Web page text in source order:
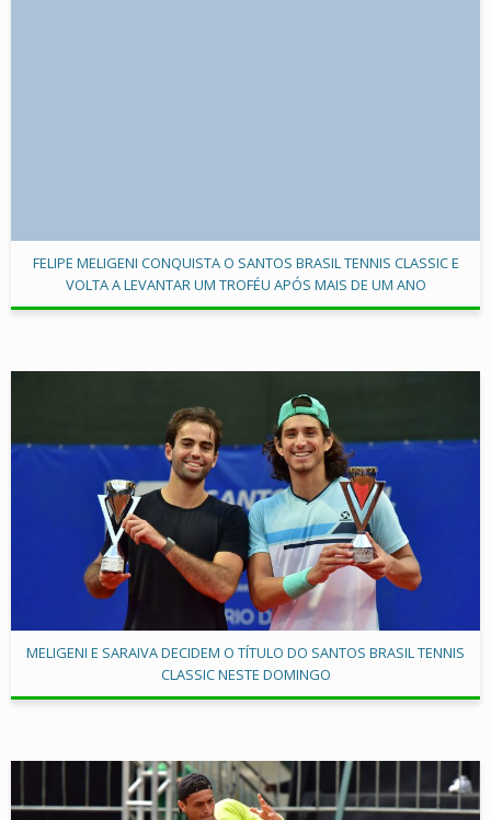
FELIPE MELIGENI CONQUISTA O SANTOS BRASIL TENNIS CLASSIC E
VOLTA A LEVANTAR UM TROFÉU APÓS MAIS DE UM ANO
MELIGENI E SARAIVA DECIDEM O TÍTULO DO SANTOS BRASIL TENNIS
CLASSIC NESTE DOMINGO